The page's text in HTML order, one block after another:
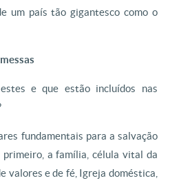
um país tão gigantesco como o
e que estão incluídos nas
fundamentais para a salvação
a família, célula vital da
valores e de fé, Igreja doméstica,